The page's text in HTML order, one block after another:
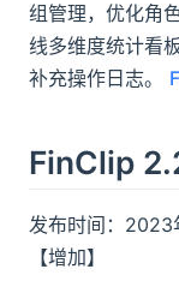
组管理，优化角
线多维度统计看
补充操作日志。
FinClip
发布时间：2023
【增加】
获取产
联系